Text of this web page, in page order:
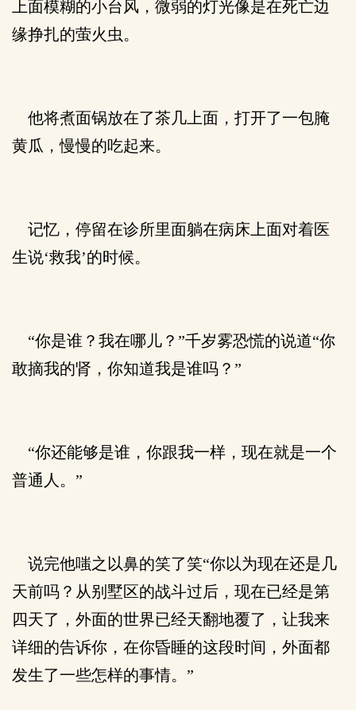
上面模糊的小台风，微弱的灯光像是在死亡边
缘挣扎的萤火虫。
他将煮面锅放在了茶几上面，打开了一包腌
黄瓜，慢慢的吃起来。
记忆，停留在诊所里面躺在病床上面对着医
生说‘救我’的时候。
“你是谁？我在哪儿？”千岁雾恐慌的说道“你
敢摘我的肾，你知道我是谁吗？”
“你还能够是谁，你跟我一样，现在就是一个
普通人。”
说完他嗤之以鼻的笑了笑“你以为现在还是几
天前吗？从别墅区的战斗过后，现在已经是第
四天了，外面的世界已经天翻地覆了，让我来
详细的告诉你，在你昏睡的这段时间，外面都
发生了一些怎样的事情。”